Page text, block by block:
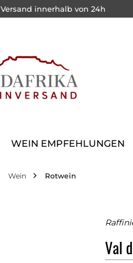
Versand innerhalb von 24h
WEIN EMPFEHLUNGEN
Wein Rotwein
Val